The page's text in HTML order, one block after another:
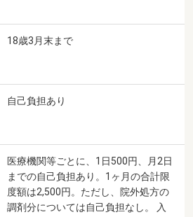
18歳3月末まで
自己負担あり
医療機関等ごとに、1日500円、月2日
までの自己負担あり。1ヶ月の合計限
度額は2,500円。ただし、院外処方の
調剤分については自己負担なし。 入